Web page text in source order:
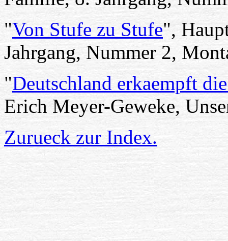
"Von Stufe zu Stufe",
Jahrgang, Nummer 2,
"Deutschland erkaempft
Erich Meyer-Geweke,
Zurueck zur Index.